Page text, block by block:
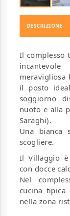
DESCRIZIONE
Il complesso
meravigliosa
il posto
soggiorno
nuoto e alla
Saraghi).
Una bianca
scogliere.
Il Villaggio è
con docce
Nel
cucina tipica
nella zona